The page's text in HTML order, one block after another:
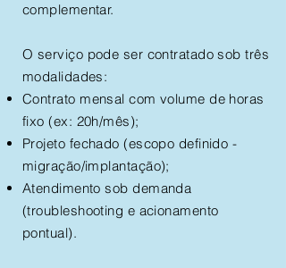
complementar.
O serviço pode ser contratado sob três
modalidades:
Contrato mensal com volume de horas
fixo (ex: 20h/mês);
Projeto fechado (escopo definido -
migração/implantação);
Atendimento sob demanda
(troubleshooting e acionamento
pontual).